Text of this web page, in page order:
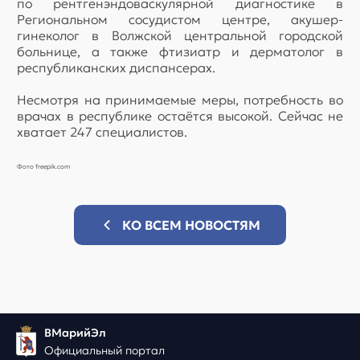
по рентгенэндоваскулярной диагностике в
Региональном сосудистом центре, акушер-
гинеколог в Волжской центральной городской
больнице, а также фтизиатр и дерматолог в
республиканских диспансерах.
Несмотря на принимаемые меры, потребность во
врачах в республике остаётся высокой. Сейчас не
хватает 247 специалистов.
Фото freepik.com
КО ВСЕМ НОВОСТЯМ
ВМарийЭл
Официальный портал